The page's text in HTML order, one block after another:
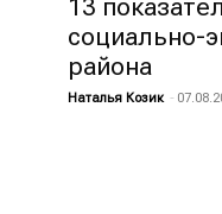
13
социально-
района
Наталья Козик -